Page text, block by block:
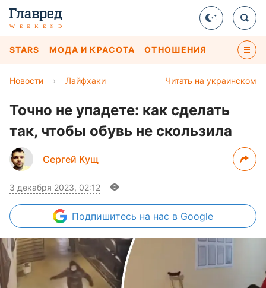
STARS МОДА И КРАСОТА ОТНОШЕНИЯ
Читать на украинском
Новости › Лайфхаки
Точно не упадете: как сделать
так, чтобы обувь не скользила
Сергей Кущ
3 декабря 2023, 02:12
Подпишитесь на нас в Google